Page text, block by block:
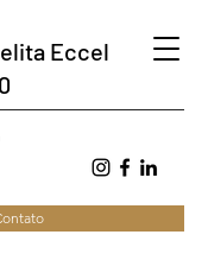
Eccel